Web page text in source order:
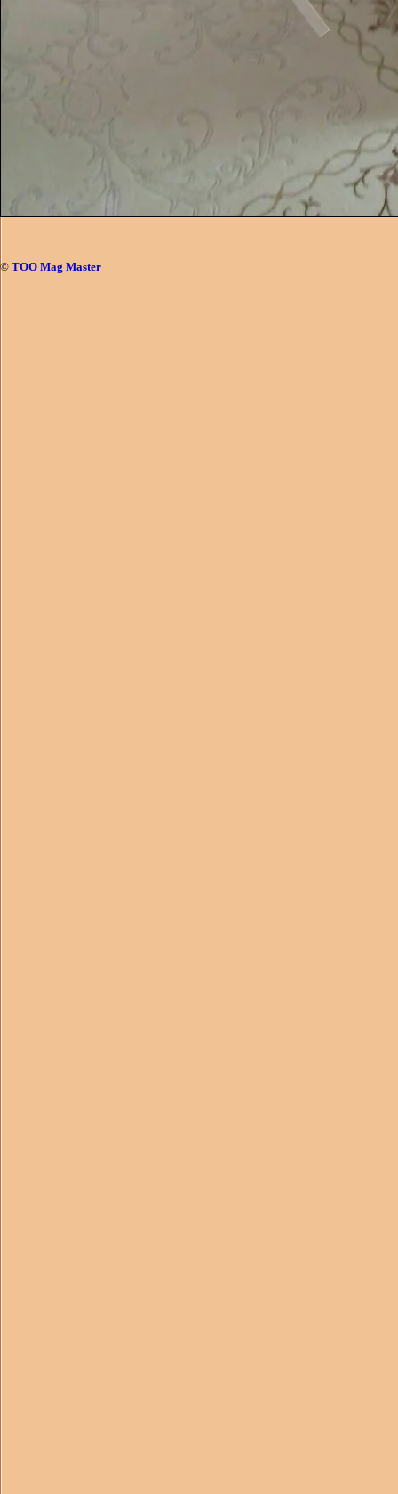
© ТОО Mag Master